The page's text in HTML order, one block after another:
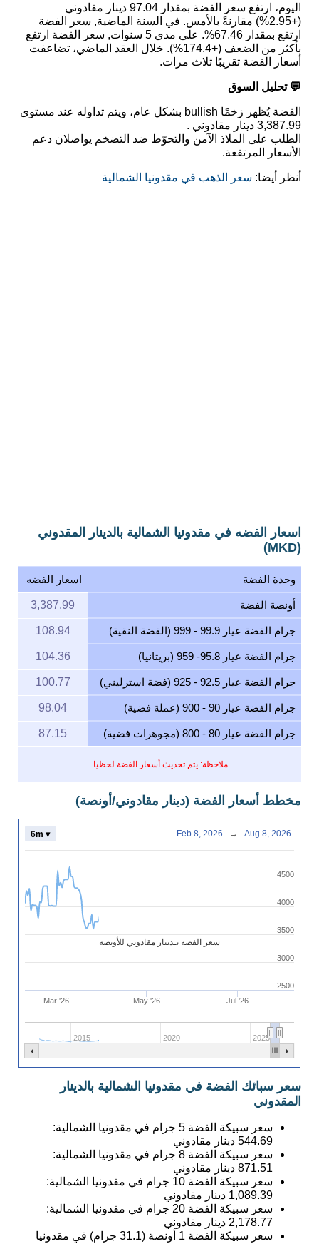
اليوم، ارتفع سعر الفضة بمقدار 97.04 دينار مقادوني
(+2.95%) مقارنةً بالأمس. في السنة الماضية, سعر الفضة
ارتفع بمقدار 67.46%. على مدى 5 سنوات, سعر الفضة ارتفع
بأكثر من الضعف (+174.4%). خلال العقد الماضي، تضاعفت
أسعار الفضة تقريبًا ثلاث مرات.
💬 تحليل السوق
الفضة يُظهر زخمًا bullish بشكل عام، ويتم تداوله عند مستوى
3,387.99 دينار مقادوني .
الطلب على الملاذ الآمن والتحوّط ضد التضخم يواصلان دعم
الأسعار المرتفعة.
أنظر أيضا: سعر الذهب في مقدونيا الشمالية
اسعار الفضه في مقدونيا الشمالية بالدينار المقدوني
(MKD)
وحدة الفضة اسعار الفضه
ملاحظة: يتم تحديث أسعار الفضة لحظيا.
أونصة الفضة 3,387.99
جرام الفضة عيار 99.9 - 999 (الفضة النقية) 108.94
جرام الفضة عيار 95.8- 959 (بريتانيا) 104.36
جرام الفضة عيار 92.5 - 925 (فضة استرليني) 100.77
جرام الفضة عيار 90 - 900 (عملة فضية) 98.04
جرام الفضة عيار 80 - 800 (مجوهرات فضية) 87.15
مخطط أسعار الفضة (دينار مقادوني/أونصة)
سعر الفضة بـدينار مقادوني للأونصة
Mar '26 May '26 Jul '26
2015 2020 2025
2500
3000
3500
4000
4500
6m ▾ Feb 8, 2026 → Aug 8, 2026
سعر سبائك الفضة في مقدونيا الشمالية بالدينار
المقدوني
سعر سبيكة الفضة 5 جرام في مقدونيا الشمالية:
544.69 دينار مقادوني
سعر سبيكة الفضة 8 جرام في مقدونيا الشمالية:
871.51 دينار مقادوني
سعر سبيكة الفضة 10 جرام في مقدونيا الشمالية:
1,089.39 دينار مقادوني
سعر سبيكة الفضة 20 جرام في مقدونيا الشمالية:
2,178.77 دينار مقادوني
سعر سبيكة الفضة 1 أونصة (31.1 جرام) في مقدونيا